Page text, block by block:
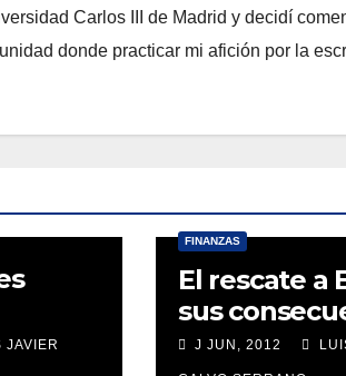
Carlos III de Madrid y decidí
donde practicar mi afición por la
los
JAVIER
FINANZAS
El rescate a
sus
J JUN, 2012